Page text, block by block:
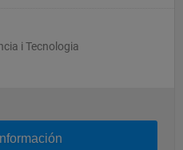
i Tecnologia